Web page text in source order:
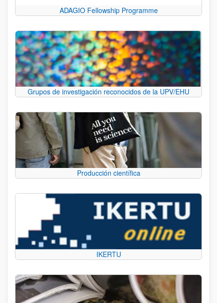
ADAGIO Fellowship Programme
Grupos de investigación reconocidos de la UPV/EHU
Producción científica
IKERTU